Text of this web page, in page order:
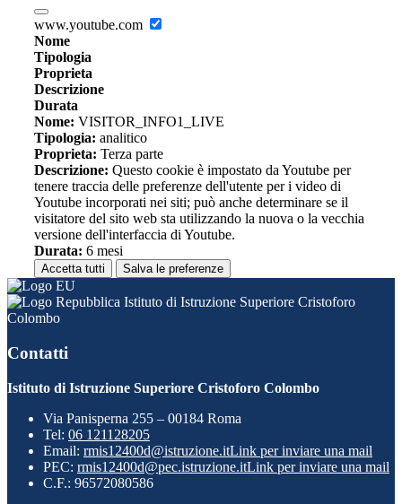
www.youtube.com
Nome
Tipologia
Proprieta
Descrizione
Durata
Nome: VISITOR_INFO1_LIVE
Tipologia: analitico
Proprieta: Terza parte
Descrizione: Questo cookie è impostato da Youtube per
tenere traccia delle preferenze dell'utente per i video di
Youtube incorporati nei siti; può anche determinare se il
visitatore del sito web sta utilizzando la nuova o la vecchia
versione dell'interfaccia di Youtube.
Durata: 6 mesi
Accetta tutti Salva le preferenze
Istituto di Istruzione Superiore Cristoforo
Colombo
Contatti
Istituto di Istruzione Superiore Cristoforo Colombo
Via Panisperna 255 – 00184 Roma
Tel: 06 121128205
Email: rmis12400d@istruzione.itLink per inviare una mail
PEC: rmis12400d@pec.istruzione.itLink per inviare una mail
C.F.: 96572080586